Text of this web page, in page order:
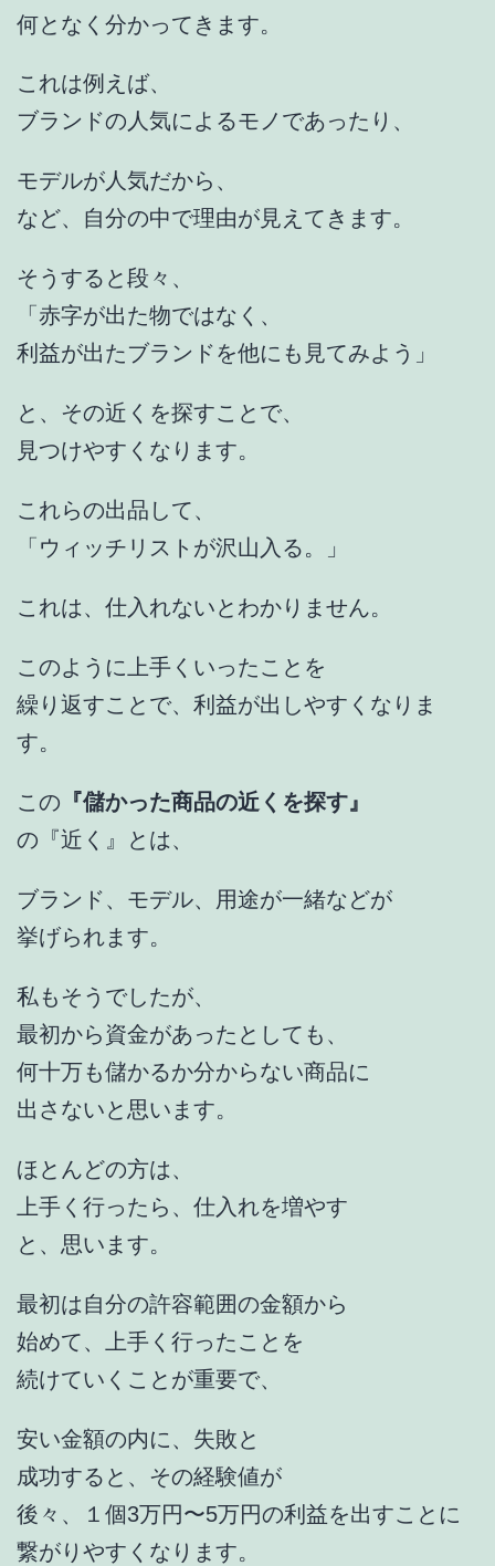
何となく分かってきます。
これは例えば、
ブランドの人気によるモノであったり、
モデルが人気だから、
など、自分の中で理由が見えてきます。
そうすると段々、
「赤字が出た物ではなく、
利益が出たブランドを他にも見てみよう」
と、その近くを探すことで、
見つけやすくなります。
これらの出品して、
「ウィッチリストが沢山入る。」
これは、仕入れないとわかりません。
このように上手くいったことを
繰り返すことで、利益が出しやすくなりま
す。
この 『儲かった商品の近くを探す』
の『近く』とは、
ブランド、モデル、用途が一緒などが
挙げられます。
私もそうでしたが、
最初から資金があったとしても、
何十万も儲かるか分からない商品に
出さないと思います。
ほとんどの方は、
上手く行ったら、仕入れを増やす
と、思います。
最初は自分の許容範囲の金額から
始めて、上手く行ったことを
続けていくことが重要で、
安い金額の内に、失敗と
成功すると、その経験値が
後々、１個3万円〜5万円の利益を出すことに
繋がりやすくなります。